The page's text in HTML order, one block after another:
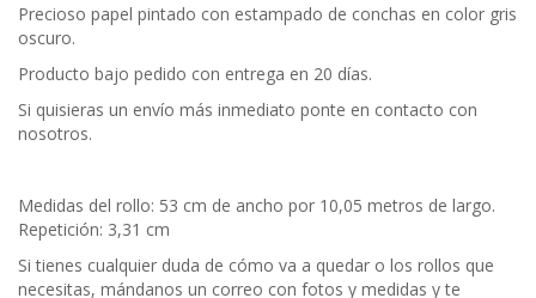
Precioso papel pintado con estampado de conchas en color gris
oscuro.
Producto bajo pedido con entrega en 20 días.
Si quisieras un envío más inmediato ponte en contacto con
nosotros.
Medidas del rollo: 53 cm de ancho por 10,05 metros de largo.
Repetición: 3,31 cm
Si tienes cualquier duda de cómo va a quedar o los rollos que
necesitas, mándanos un correo con fotos y medidas y te